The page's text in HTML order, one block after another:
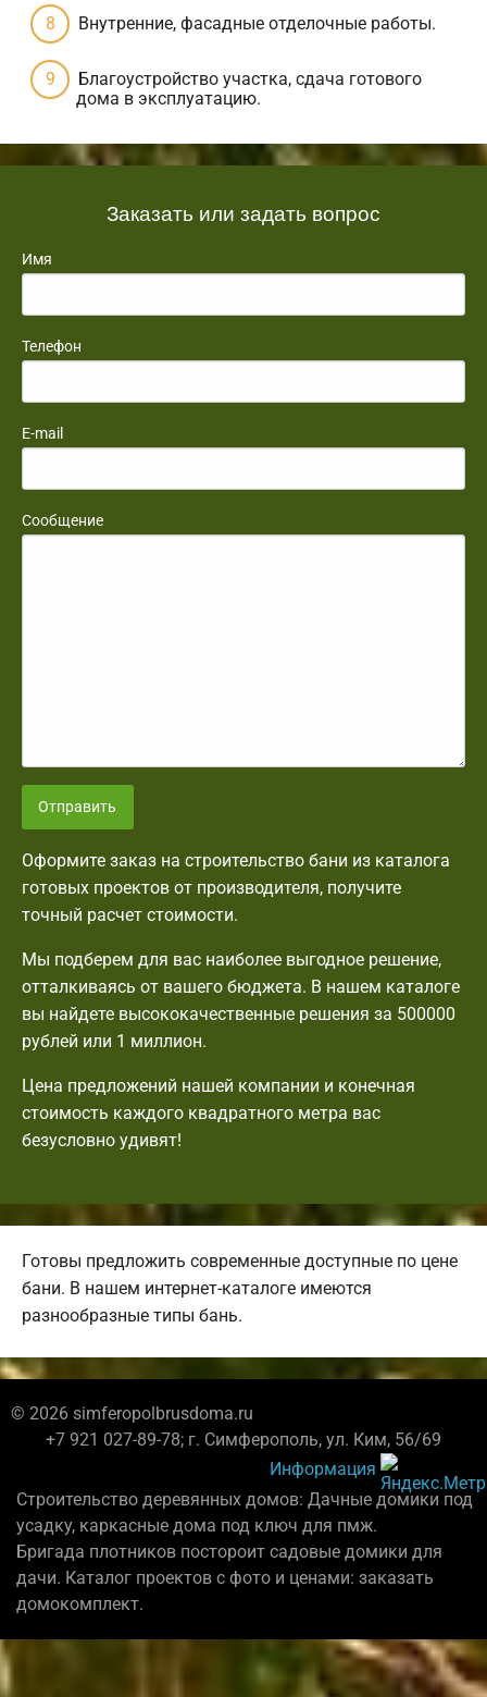
Внутренние, фасадные отделочные работы.
Благоустройство участка, сдача готового
дома в эксплуатацию.
Заказать или задать вопрос
Имя
Телефон
E-mail
Сообщение
Отправить
Оформите заказ на строительство бани из каталога
готовых проектов от производителя, получите
точный расчет стоимости.
Мы подберем для вас наиболее выгодное решение,
отталкиваясь от вашего бюджета. В нашем каталоге
вы найдете высококачественные решения за 500000
рублей или 1 миллион.
Цена предложений нашей компании и конечная
стоимость каждого квадратного метра вас
безусловно удивят!
Готовы предложить современные доступные по цене
бани. В нашем интернет-каталоге имеются
разнообразные типы бань.
© 2026 simferopolbrusdoma.ru
+7 921 027-89-78; г. Симферополь, ул. Ким, 56/69
Информация
Строительство деревянных домов: Дачные домики под
усадку, каркасные дома под ключ для пмж.
Бригада плотников постороит садовые домики для
дачи. Каталог проектов с фото и ценами: заказать
домокомплект.